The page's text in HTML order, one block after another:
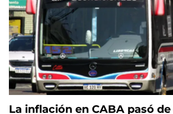
La inflación en CABA pasó de